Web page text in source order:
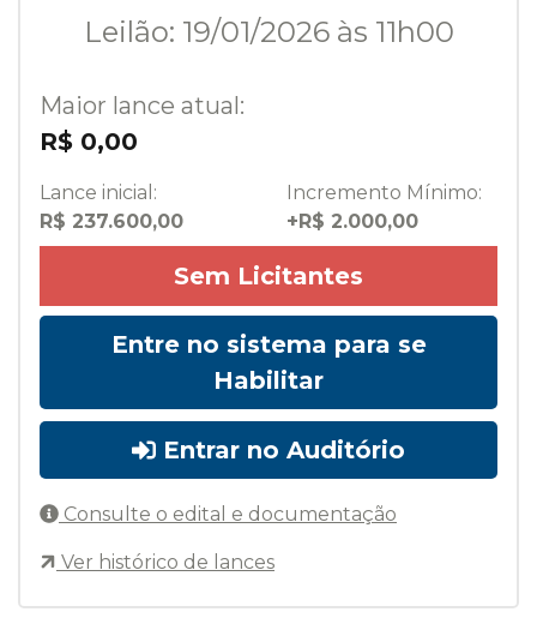
Leilão: 19/01/2026 às 11h00
Maior lance atual:
R$ 0,00
Lance inicial:
R$ 237.600,00
Incremento Mínimo:
+R$ 2.000,00
Sem Licitantes
Entre no sistema para se
Habilitar
Entrar no Auditório
Consulte o edital e documentação
Ver histórico de lances